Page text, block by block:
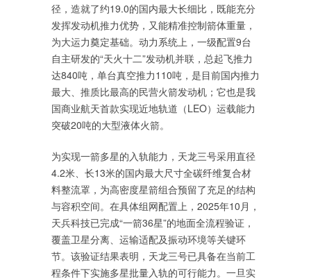
径，造就了约19.0的国内最大长细比，既能充分
发挥发动机推力优势，又能精准控制箭体重量，
为大运力奠定基础。动力系统上，一级配置9台
自主研发的“天火十二”发动机并联，总起飞推力
达840吨，单台真空推力110吨，是目前国内推力
最大、推质比最高的民营火箭发动机；它也是我
国商业航天首款实现近地轨道（LEO）运载能力
突破20吨的大型液体火箭。
为实现一箭多星的入轨能力，天龙三号采用直径
4.2米、长13米的国内最大尺寸全碳纤维复合材
料整流罩，为高密度星箭组合预留了充足的结构
与容积空间。在具体组网配置上，2025年10月，
天兵科技已完成“一箭36星”的地面全流程验证，
覆盖卫星分离、运输适配及振动环境等关键环
节。该验证结果表明，天龙三号已具备在当前工
程条件下实施多星批量入轨的可行能力。一旦实